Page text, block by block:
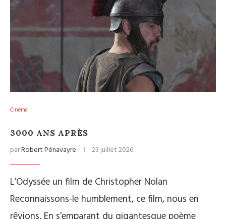
Cinéma
3000 ANS APRÈS
parRobert Pénavayre 23 juillet 2026
L’Odyssée un film de Christopher Nolan
Reconnaissons-le humblement, ce film, nous en